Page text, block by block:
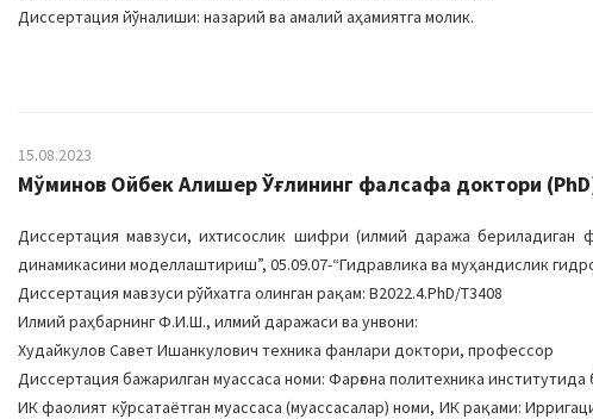
Диссертация йўналиши: назарий ва амалий аҳамиятга молик.
15.08.2023
Мўминов Ойбек Алишер Ўғлининг фалсафа доктори
Диссертация мавзуси, ихтисослик шифри (илмий даража бериладиган
динамикасини моделлаштириш”, 05.09.07-“Гидравлика ва муҳандислик
Диссертация мавзуси рўйхатга олинган рақам: B2022.4.PhD/T3408
Илмий раҳбарнинг Ф.И.Ш., илмий даражаси ва унвони:
Худайкулов Савет Ишанкулович техника фанлари доктори, профессор
Диссертация бажарилган муассаса номи: Фарғона политехника институтида
ИК фаолият кўрсатаётган муассаса (муассасалар) номи, ИК рақами: